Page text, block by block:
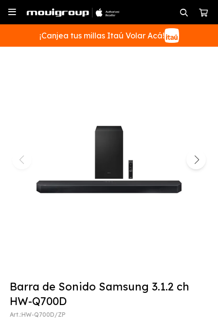

¡Canjea tus millas Itaú Volar Acá!
Barra de Sonido Samsung 3.1.2 ch
HW-Q700D
HW-Q700D/ZP